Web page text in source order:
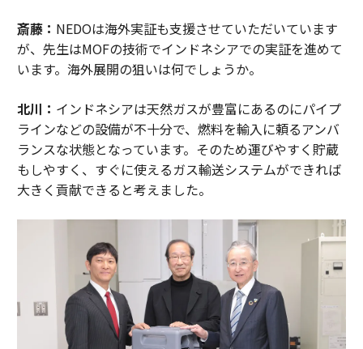
斎藤： NEDOは海外実証も支援させていただいています
が、先生はMOFの技術でインドネシアでの実証を進めて
います。海外展開の狙いは何でしょうか。
北川： インドネシアは天然ガスが豊富にあるのにパイプ
ラインなどの設備が不十分で、燃料を輸入に頼るアンバ
ランスな状態となっています。そのため運びやすく貯蔵
もしやすく、すぐに使えるガス輸送システムができれば
大きく貢献できると考えました。